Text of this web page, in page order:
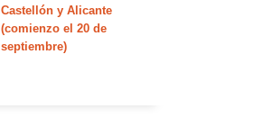
Castellón y Alicante
(comienzo el 20 de
septiembre)